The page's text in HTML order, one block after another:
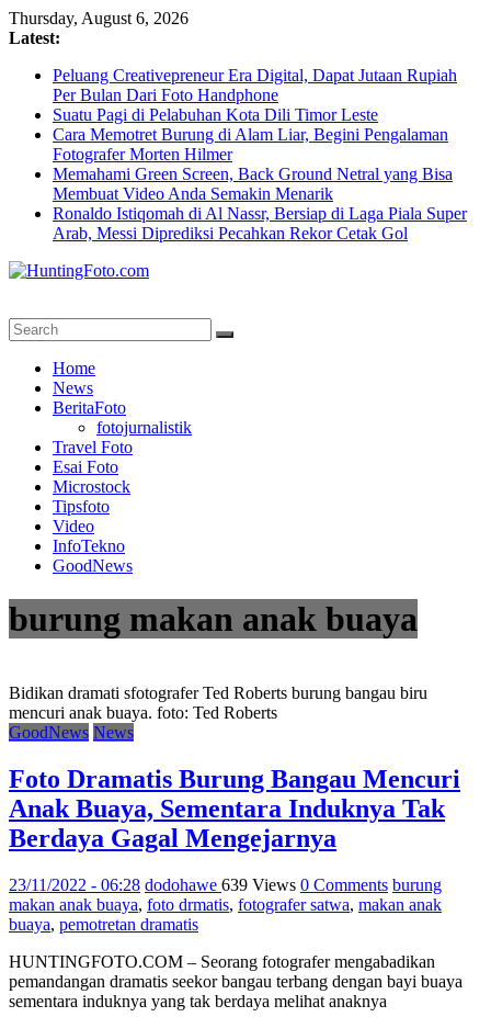
Skip
to
Thursday, August 6, 2026
Latest:
Peluang Creativepreneur Era Digital, Dapat Jutaan Rupiah
Per Bulan Dari Foto Handphone
Suatu Pagi di Pelabuhan Kota Dili Timor Leste
Cara Memotret Burung di Alam Liar, Begini Pengalaman
Fotografer Morten Hilmer
Memahami Green Screen, Back Ground Netral yang Bisa
Membuat Video Anda Semakin Menarik
Ronaldo Istiqomah di Al Nassr, Bersiap di Laga Piala Super
Arab, Messi Diprediksi Pecahkan Rekor Cetak Gol
Berita
Fotografi
Terpercaya
Home
News
BeritaFoto
fotojurnalistik
Travel Foto
Esai Foto
Microstock
Tipsfoto
Video
InfoTekno
GoodNews
burung makan anak buaya
Bidikan dramati sfotografer Ted Roberts burung bangau biru
mencuri anak buaya. foto: Ted Roberts
GoodNews News
Foto Dramatis Burung Bangau Mencuri
Anak Buaya, Sementara Induknya Tak
Berdaya Gagal Mengejarnya
23/11/2022 - 06:28 dodohawe 639 Views 0 Comments burung
makan anak buaya, foto drmatis, fotografer satwa, makan anak
buaya, pemotretan dramatis
HUNTINGFOTO.COM – Seorang fotografer mengabadikan
pemandangan dramatis seekor bangau terbang dengan bayi buaya
sementara induknya yang tak berdaya melihat anaknya